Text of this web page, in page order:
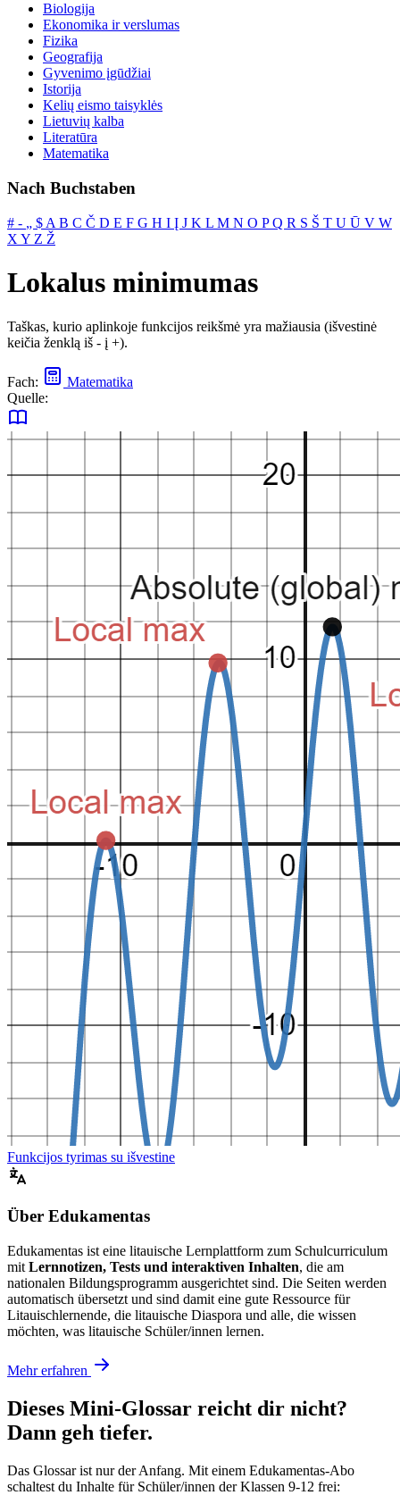
Biologija
Ekonomika ir verslumas
Fizika
Geografija
Gyvenimo įgūdžiai
Istorija
Kelių eismo taisyklės
Lietuvių kalba
Literatūra
Matematika
Nach Buchstaben
# ‐ „ $ A B C Č D E F G H I Į J K L M N O PQ R S Š T U Ū V W
X Y Z Ž
Lokalus minimumas
Taškas, kurio aplinkoje funkcijos reikšmė yra mažiausia (išvestinė
keičia ženklą iš - į +).
Fach:
Matematika
Quelle:
Funkcijos tyrimas su išvestine
Über Edukamentas
Edukamentas ist eine litauische Lernplattform zum Schulcurriculum
mit Lernnotizen, Tests und interaktiven Inhalten, die am
nationalen Bildungsprogramm ausgerichtet sind. Die Seiten werden
automatisch übersetzt und sind damit eine gute Ressource für
Litauischlernende, die litauische Diaspora und alle, die wissen
möchten, was litauische Schüler/innen lernen.
Mehr erfahren
Dieses Mini-Glossar reicht dir nicht?
Dann geh tiefer.
Das Glossar ist nur der Anfang. Mit einem Edukamentas-Abo
schaltest du Inhalte für Schüler/innen der Klassen 9-12 frei: